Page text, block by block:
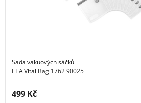
Sada vakuových sáčků
ETA Vital Bag 1762 90025
Cena s DPH:
499 Kč